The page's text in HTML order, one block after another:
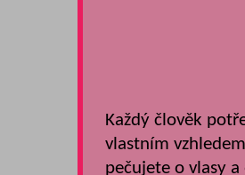
Každý člověk
vlastním
pečujete o vlasy